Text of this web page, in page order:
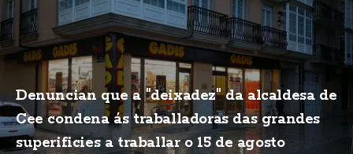
Denuncian que a "deixadez" da alcaldesa de
Cee condena ás traballadoras das grandes
superificies a traballar o 15 de agosto